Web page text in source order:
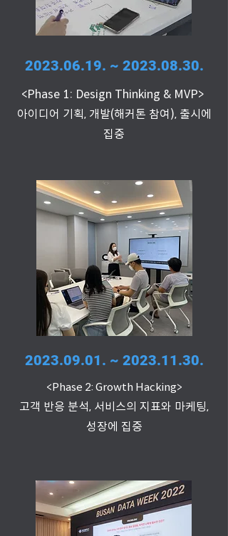
2023.06.19. ~ 2023.08.30.
<Phase 1: Design Thinking & MVP>
아이디어 기획, 개발(해커톤 참여), 출시에
집중
2023.09.01. ~ 2023.11.30.
<Phase 2: Growth Hacking>
고객 반응 분석, 서비스의 지표와 마케팅,
성장에 집중